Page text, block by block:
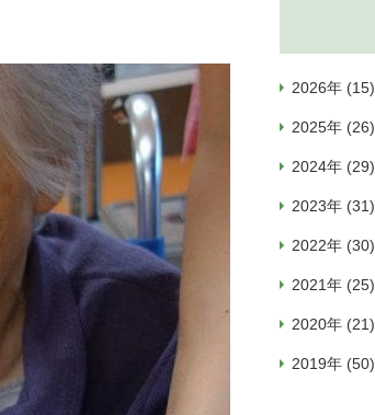
2026年 (15)
2025年 (26)
2024年 (29)
2023年 (31)
2022年 (30)
2021年 (25)
2020年 (21)
2019年 (50)